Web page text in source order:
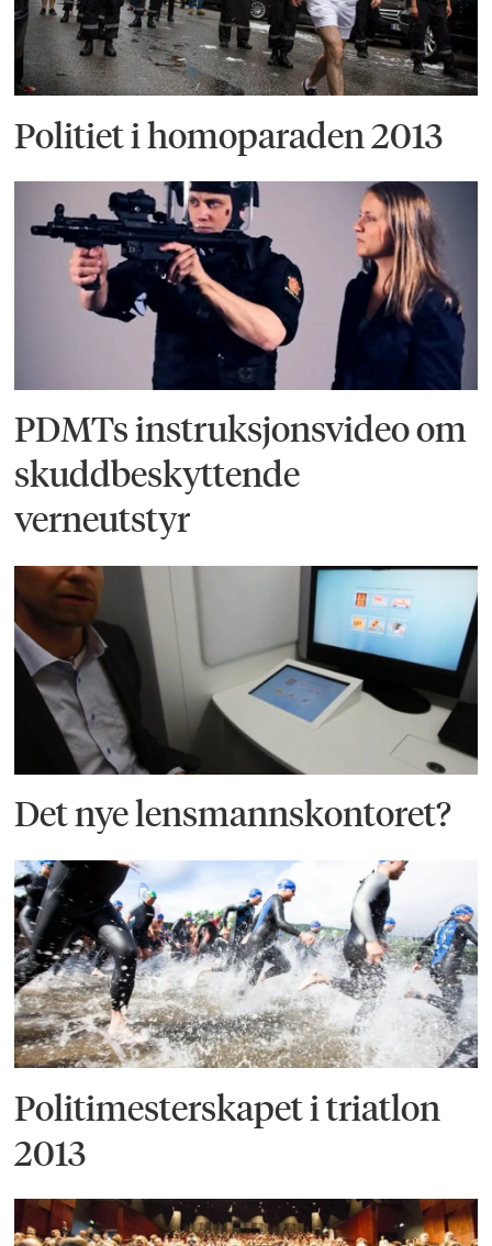
Politiet i homoparaden 2013
PDMTs instruksjonsvideo om
skuddbeskyttende
verneutstyr
Det nye lensmannskontoret?
Politimesterskapet i triatlon
2013